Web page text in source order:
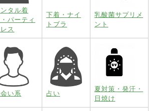
ンタル着
パーティ
レス
下着・ナイ
トブラ
乳酸菌サプリメ
ント
い系 占い
夏対策・発汗・
日焼け